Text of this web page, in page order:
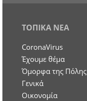
ΤΟΠΙΚΑ ΝΕΑ
CoronaVirus
Έχουμε θέμα
Όμορφα της Πόλης
Γενικά
Οικονομία